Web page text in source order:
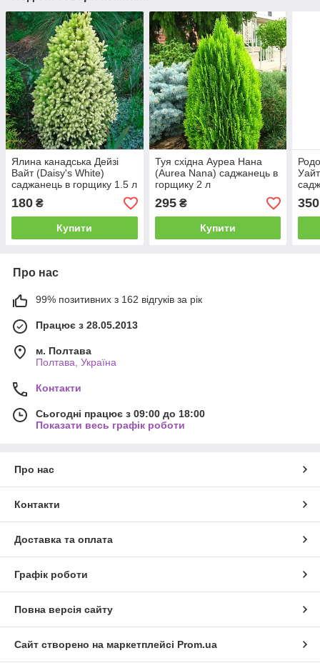
Ялина канадська Дейзі
Вайт (Daisy's White)
саджанець в горщику 1.5 л
180 ₴
Купити
Туя східна Ауреа Нана
(Aurea Nana) саджанець в
горщику 2 л
295₴
Купити
350
Про нас
99% позитивних з 162 відгуків за рік
Працює з 28.05.2013
м. Полтава
Полтава, Україна
Контакти
Сьогодні працює з 09:00 до 18:00
Показати весь графік роботи
Про нас
Контакти
Доставка та оплата
Графік роботи
Повна версія сайту
Сайт створено на маркетплейсі Prom.ua